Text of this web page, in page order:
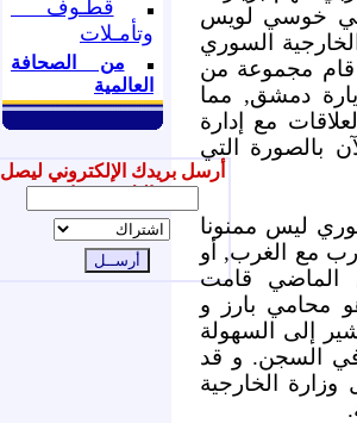
قطـوف
وتأمـلات
من الصحافة
العالمية
أرسل بريدك الإلكتروني ليصل
إليك جديدنا
خوسي لويس
السوري
قام مجموعة من
دمشق, مما
مع إدارة
بالصورة التي
ليس ممنونا
مع الغرب, أو
الماضي قامت
محامي بارز و
إلى السهولة
في السجن. و قد
الخارجية